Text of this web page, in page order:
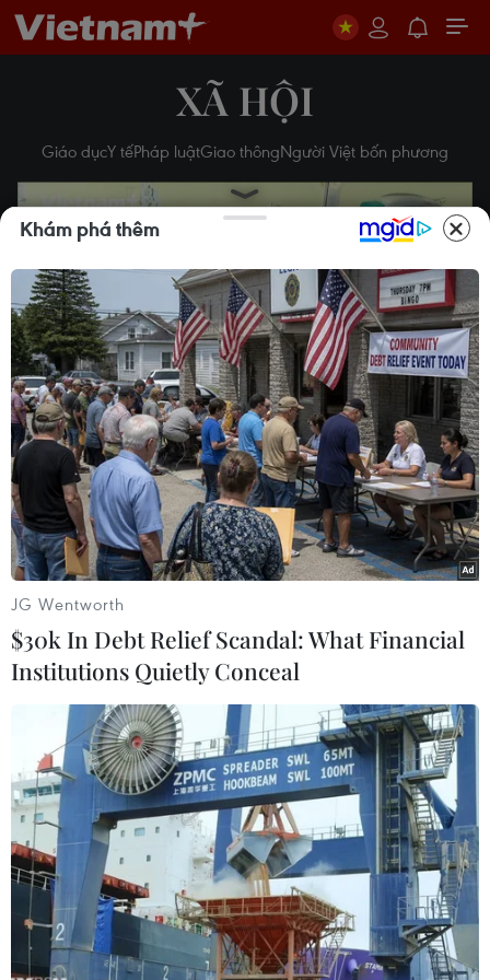
XÃ HỘI
Giáo dụcY tếPháp luậtGiao thôngNgười Việt bốn phương
Play
Video
Thái Bình: Một người đàn
ông nguy kịch vì ăn lòng lợn
chưa chín
Theo dõi VietnamPlus
Một người đàn ông 49 tuổi ở Thái Bình vừa được
chuyển cấp cứu lên Bệnh viện Bệnh Nhiệt đới Trung
ương trong tình trạng sốc nhiễm khuẩn, ban hoại
tử toàn thân sau khi ăn lòng lợn.
Bệnh viện Bệnh Nhiệt đới Trung ương vừa tiếp
Khám phá thêm
JG Wentworth
$30k In Debt Relief Scandal: What Financial
Institutions Quietly Conceal